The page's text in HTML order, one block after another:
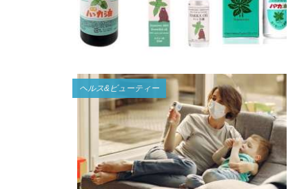
ヘルス&ビューティー